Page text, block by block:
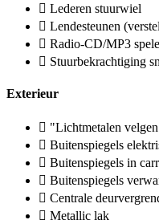
Lederen stuurwiel
Lendesteunen
Radio-CD/MP3
Stuurbekrachtiging
Exterieur
"Lichtmetalen
Buitenspiegels
Buitenspiegels in
Buitenspiegels
Centrale
Metallic lak